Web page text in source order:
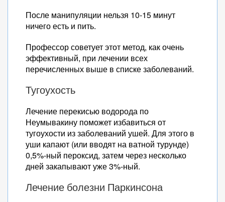
После манипуляции нельзя 10-15 минут
ничего есть и пить.
Профессор советует этот метод, как очень
эффективный, при лечении всех
перечисленных выше в списке заболеваний.
Тугоухость
Лечение перекисью водорода по
Неумывакину поможет избавиться от
тугоухости из заболеваний ушей. Для этого в
уши капают (или вводят на ватной турунде)
0,5%-ный пероксид, затем через несколько
дней закапывают уже 3%-ный.
Лечение болезни Паркинсона